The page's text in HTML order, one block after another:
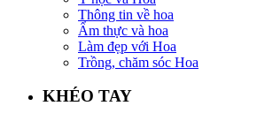
Thông tin về hoa
Ẩm thực và hoa
Làm đẹp với Hoa
Trồng, chăm sóc Hoa
KHÉO TAY